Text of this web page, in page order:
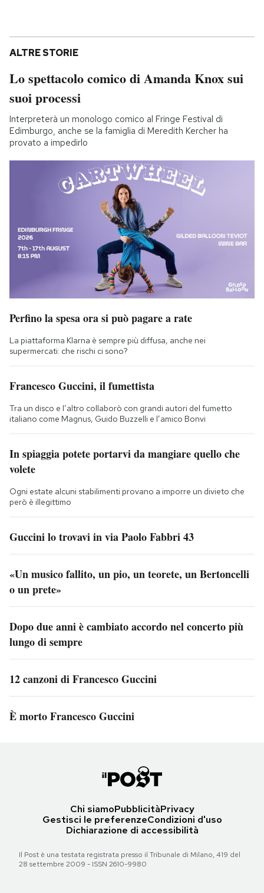
ALTRE STORIE
Lo spettacolo comico di Amanda Knox sui
suoi processi
Interpreterà un monologo comico al Fringe Festival di
Edimburgo, anche se la famiglia di Meredith Kercher ha
provato a impedirlo
Perfino la spesa ora si può pagare a rate
La piattaforma Klarna è sempre più diffusa, anche nei
supermercati: che rischi ci sono?
Francesco Guccini, il fumettista
Tra un disco e l’altro collaborò con grandi autori del fumetto
italiano come Magnus, Guido Buzzelli e l’amico Bonvi
In spiaggia potete portarvi da mangiare quello che
volete
Ogni estate alcuni stabilimenti provano a imporre un divieto che
però è illegittimo
Guccini lo trovavi in via Paolo Fabbri 43
«Un musico fallito, un pio, un teorete, un Bertoncelli
o un prete»
Dopo due anni è cambiato accordo nel concerto più
lungo di sempre
12 canzoni di Francesco Guccini
È morto Francesco Guccini
Chi siamoPubblicitàPrivacy
Gestisci le preferenzeCondizioni d'uso
Dichiarazione di accessibilità
Il Post è una testata registrata presso il Tribunale di Milano, 419 del
28 settembre 2009 - ISSN 2610-9980